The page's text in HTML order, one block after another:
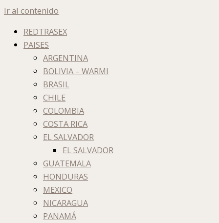
Ir al contenido
REDTRASEX
PAISES
ARGENTINA
BOLIVIA – WARMI
BRASIL
CHILE
COLOMBIA
COSTA RICA
EL SALVADOR
EL SALVADOR
GUATEMALA
HONDURAS
MEXICO
NICARAGUA
PANAMÁ